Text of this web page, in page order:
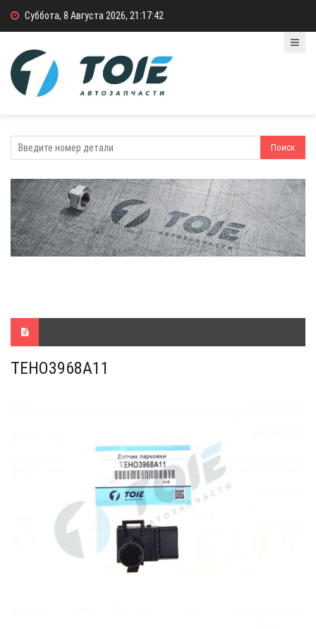
Суббота, 8 Августа 2026, 21:17:42
TEHO3968A11